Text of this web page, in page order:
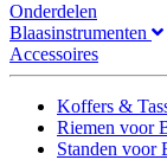
Onderdelen
Blaasinstrumenten
Accessoires
Koffers &
Riemen voor
Standen voor